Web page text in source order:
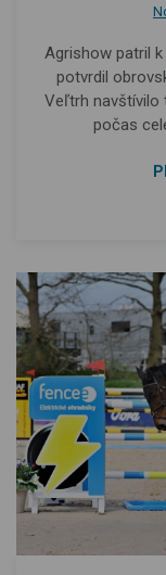
Agrishow patril
potvrdil
Veľtrh navštívilo
počas